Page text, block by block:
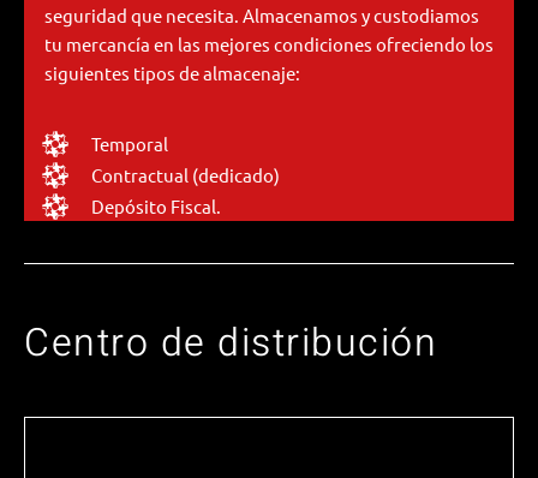
seguridad que necesita. Almacenamos y custodiamos
tu mercancía en las mejores condiciones ofreciendo los
siguientes tipos de almacenaje:
Temporal
Contractual (dedicado)
Depósito Fiscal.
Centro de distribución